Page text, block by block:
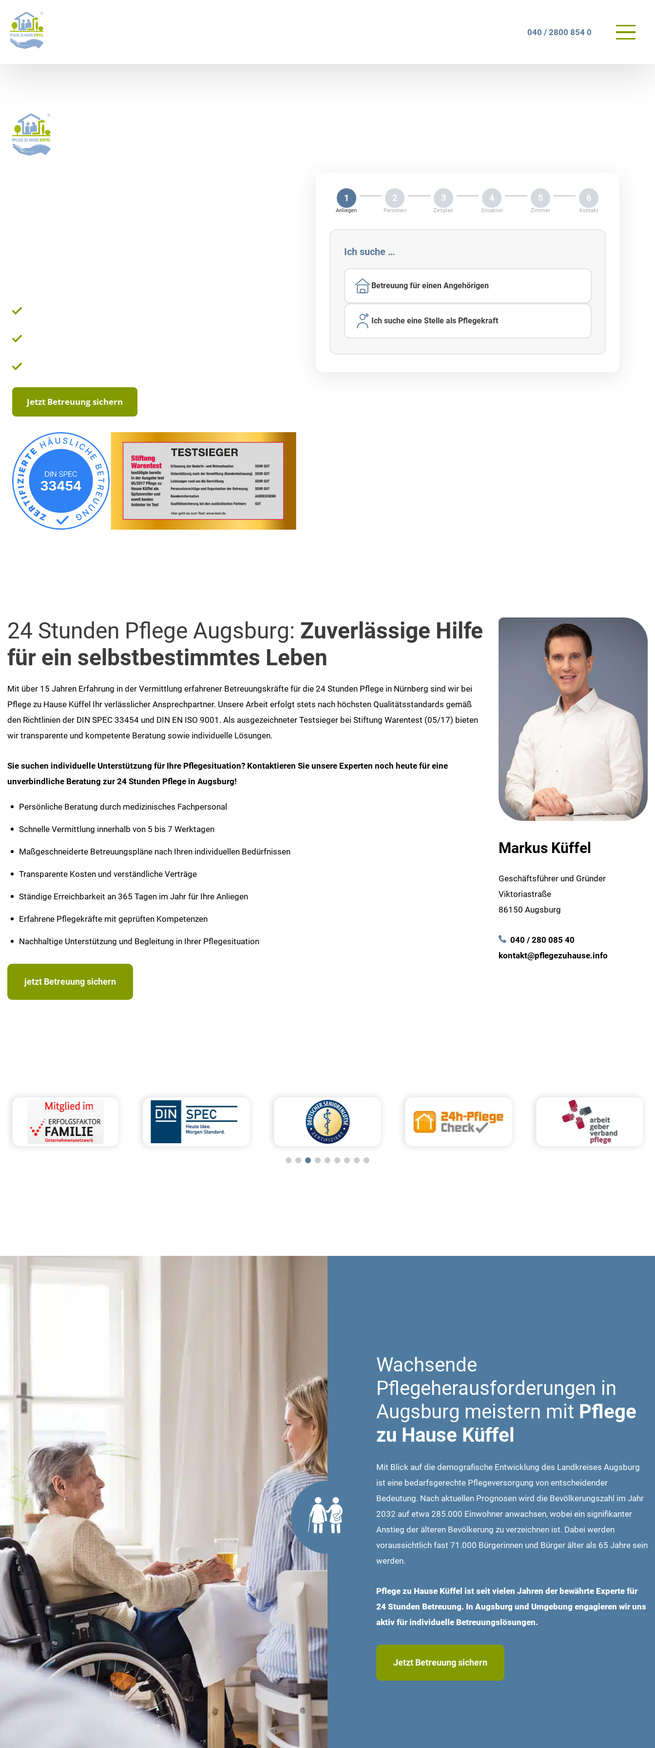
040 / 2800 854 0
Primary
Menu
Jetzt Betreuung sichern
1
Anliegen
2
Personen
3
Zeitplan
4
Situation
5
Zimmer
6
Kontakt
Ich suche …
Betreuung für einen Angehörigen
Ich suche eine Stelle als Pflegekraft
24 Stunden Pflege Augsburg: Zuverlässige Hilfe
für ein selbstbestimmtes Leben
Mit über 15 Jahren Erfahrung in der Vermittlung erfahrener Betreuungskräfte für die 24 Stunden Pflege in Nürnberg sind wir bei
Pflege zu Hause Küffel Ihr verlässlicher Ansprechpartner. Unsere Arbeit erfolgt stets nach höchsten Qualitätsstandards gemäß
den Richtlinien der DIN SPEC 33454 und DIN EN ISO 9001. Als ausgezeichneter Testsieger bei Stiftung Warentest (05/17) bieten
wir transparente und kompetente Beratung sowie individuelle Lösungen.
Sie suchen individuelle Unterstützung für Ihre Pflegesituation? Kontaktieren Sie unsere Experten noch heute für eine
unverbindliche Beratung zur 24 Stunden Pflege in Augsburg!
Persönliche Beratung durch medizinisches Fachpersonal
Schnelle Vermittlung innerhalb von 5 bis 7 Werktagen
Maßgeschneiderte Betreuungspläne nach Ihren individuellen Bedürfnissen
Transparente Kosten und verständliche Verträge
Ständige Erreichbarkeit an 365 Tagen im Jahr für Ihre Anliegen
Erfahrene Pflegekräfte mit geprüften Kompetenzen
Nachhaltige Unterstützung und Begleitung in Ihrer Pflegesituation
jetzt Betreuung sichern
Markus Küffel
Geschäftsführer und Gründer
Viktoriastraße
86150 Augsburg
040 / 280 085 40
kontakt@pflegezuhause.info
Wachsende
Pflegeherausforderungen in
Augsburg meistern mit Pflege
zu Hause Küffel
Mit Blick auf die demografische Entwicklung des Landkreises Augsburg
ist eine bedarfsgerechte Pflegeversorgung von entscheidender
Bedeutung. Nach aktuellen Prognosen wird die Bevölkerungszahl im Jahr
2032 auf etwa 285.000 Einwohner anwachsen, wobei ein signifikanter
Anstieg der älteren Bevölkerung zu verzeichnen ist. Dabei werden
voraussichtlich fast 71.000 Bürgerinnen und Bürger älter als 65 Jahre sein
werden.
Pflege zu Hause Küffel ist seit vielen Jahren der bewährte Experte für
24 Stunden Betreuung. In Augsburg und Umgebung engagieren wir uns
aktiv für individuelle Betreuungslösungen.
Jetzt Betreuung sichern